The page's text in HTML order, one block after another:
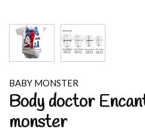
BABY MONSTER
Body doctor
monster